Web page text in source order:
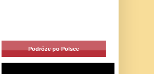
Podróże po Polsce